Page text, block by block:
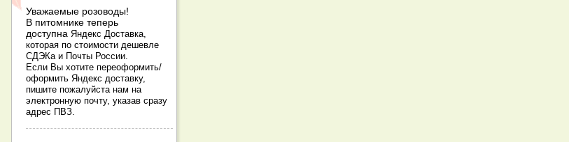
Уважаемые розоводы!
В питомнике теперь
доступна Яндекс Доставка,
которая по стоимости дешевле
СДЭКа и Почты России.
Если Вы хотите переоформить/
оформить Яндекс доставку,
пишите пожалуйста нам на
электронную почту, указав сразу
адрес ПВЗ.